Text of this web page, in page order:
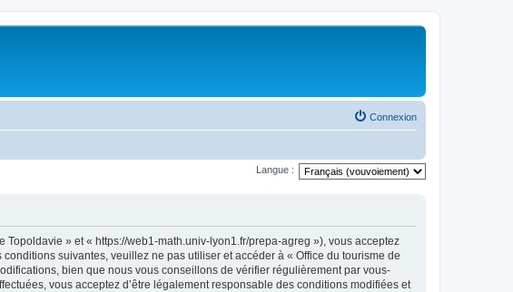
Connexion
Langue :
» et « https://web1-math.univ-lyon1.fr/prepa-agreg »), vous acceptez
suivantes, veuillez ne pas utiliser et accéder à « Office du tourisme de
bien que nous vous conseillons de vérifier régulièrement par vous-
vous acceptez d’être légalement responsable des conditions modifiées et